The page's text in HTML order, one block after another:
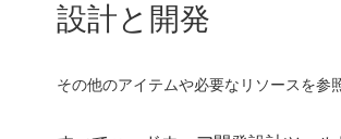
設計と開発
その他のアイテムや必要なリソースを